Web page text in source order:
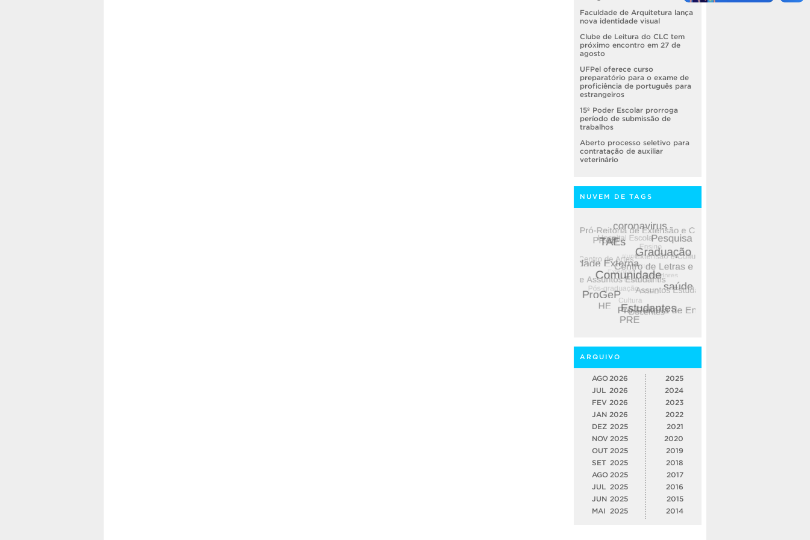
Faculdade de Arquitetura lança
nova identidade visual
Clube de Leitura do CLC tem
próximo encontro em 27 de
agosto
UFPel oferece curso
preparatório para o exame de
proficiência de português para
estrangeiros
15º Poder Escolar prorroga
período de submissão de
trabalhos
Aberto processo seletivo para
contratação de auxiliar
veterinário
NUVEM DE TAGS
ARQUIVO
AGO 2026
JUL 2026
FEV 2026
JAN 2026
DEZ 2025
NOV 2025
OUT 2025
SET 2025
AGO 2025
JUL
2025
JUN 2025
MAI
2025
2025
2024
2023
2022
2021
2020
2019
2018
2017
2016
2015
2014